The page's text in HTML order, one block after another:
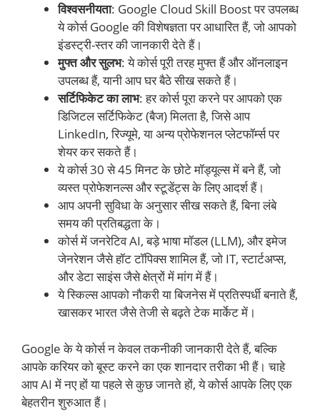
विश्वसनीयता: Google Cloud Skill Boost पर उपलब्ध
ये कोर्स Google की विशेषज्ञता पर आधारित हैं, जो आपको
इंडस्ट्री-स्तर की जानकारी देते हैं।
मुफ्त और सुलभ: ये कोर्स पूरी तरह मुफ्त हैं और ऑनलाइन
उपलब्ध हैं, यानी आप घर बैठे सीख सकते हैं।
सर्टिफिकेट का लाभ: हर कोर्स पूरा करने पर आपको एक
डिजिटल सर्टिफिकेट (बैज) मिलता है, जिसे आप
LinkedIn, रिज्यूमे, या अन्य प्रोफेशनल प्लेटफॉर्म्स पर
शेयर कर सकते हैं।
ये कोर्स 30 से 45 मिनट के छोटे मॉड्यूल्स में बने हैं, जो
व्यस्त प्रोफेशनल्स और स्टूडेंट्स के लिए आदर्श हैं।
आप अपनी सुविधा के अनुसार सीख सकते हैं, बिना लंबे
समय की प्रतिबद्धता के।
कोर्स में जनरेटिव AI, बड़े भाषा मॉडल (LLM), और इमेज
जेनरेशन जैसे हॉट टॉपिक्स शामिल हैं, जो IT, स्टार्टअप्स,
और डेटा साइंस जैसे क्षेत्रों में मांग में हैं।
ये स्किल्स आपको नौकरी या बिजनेस में प्रतिस्पर्धी बनाते हैं,
खासकर भारत जैसे तेजी से बढ़ते टेक मार्केट में।
Google के ये कोर्स न केवल तकनीकी जानकारी देते हैं, बल्कि
आपके करियर को बूस्ट करने का एक शानदार तरीका भी हैं। चाहे
आप AI में नए हों या पहले से कुछ जानते हों, ये कोर्स आपके लिए एक
बेहतरीन शुरुआत हैं।